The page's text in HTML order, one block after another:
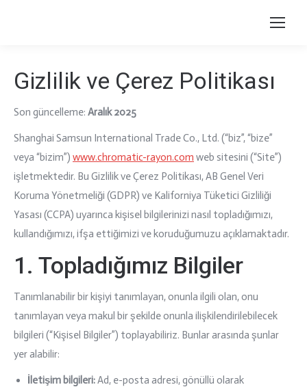
Gizlilik ve Çerez Politikası
Son güncelleme: Aralık 2025
Shanghai Samsun International Trade Co., Ltd. (“biz”, “bize”
veya “bizim”) www.chromatic-rayon.com web sitesini (“Site”)
işletmektedir. Bu Gizlilik ve Çerez Politikası, AB Genel Veri
Koruma Yönetmeliği (GDPR) ve Kaliforniya Tüketici Gizliliği
Yasası (CCPA) uyarınca kişisel bilgilerinizi nasıl topladığımızı,
kullandığımızı, ifşa ettiğimizi ve koruduğumuzu açıklamaktadır.
1. Topladığımız Bilgiler
Tanımlanabilir bir kişiyi tanımlayan, onunla ilgili olan, onu
tanımlayan veya makul bir şekilde onunla ilişkilendirilebilecek
bilgileri (“Kişisel Bilgiler”) toplayabiliriz. Bunlar arasında şunlar
yer alabilir:
İletişim bilgileri:Ad, e-posta adresi, gönüllü olarak